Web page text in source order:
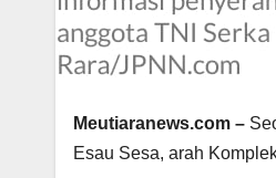
Meutiaranews.com –
Esau Sesa, arah